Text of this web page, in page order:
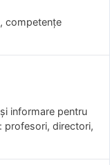
competențe
informare pentru
profesori, directori,